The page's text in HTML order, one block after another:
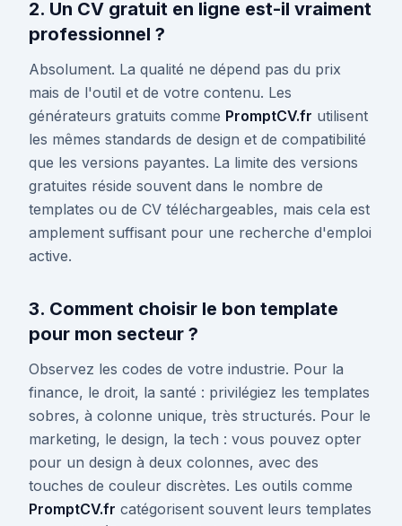
2. Un CV gratuit en ligne est-il vraiment
professionnel ?
Absolument. La qualité ne dépend pas du prix
mais de l'outil et de votre contenu. Les
générateurs gratuits comme PromptCV.fr utilisent
les mêmes standards de design et de compatibilité
que les versions payantes. La limite des versions
gratuites réside souvent dans le nombre de
templates ou de CV téléchargeables, mais cela est
amplement suffisant pour une recherche d'emploi
active.
3. Comment choisir le bon template
pour mon secteur ?
Observez les codes de votre industrie. Pour la
finance, le droit, la santé : privilégiez les templates
sobres, à colonne unique, très structurés. Pour le
marketing, le design, la tech : vous pouvez opter
pour un design à deux colonnes, avec des
touches de couleur discrètes. Les outils comme
PromptCV.fr catégorisent souvent leurs templates